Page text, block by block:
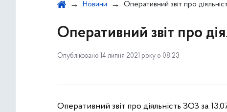
Новини Оперативний звіт про діяльність
Оперативний звіт про
Опубліковано 14 липня 2021 року о 08:23
Оперативний звіт про діяльність ЗОЗ за